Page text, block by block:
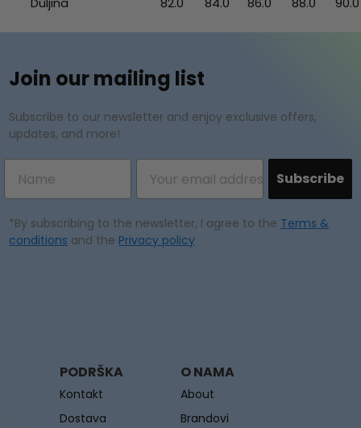
Join our mailing list
Subscribe to our newsletter and enjoy exclusive offers,
updates, and more!
Subscribe
*By subscribing to the newsletter, I agree to the Terms &
conditions and the Privacy policy
PODRŠKA
Kontakt
Dostava
O NAMA
About
Brandovi